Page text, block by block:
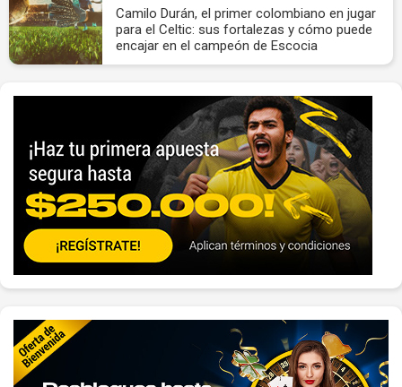
Camilo Durán, el primer colombiano en jugar
para el Celtic: sus fortalezas y cómo puede
encajar en el campeón de Escocia